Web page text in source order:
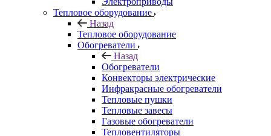
Тепловое оборудование
Назад
Тепловое оборудование
Обогреватели
Назад
Обогреватели
Конвекторы электрические
Инфракрасные обогреватели
Тепловые пушки
Тепловые завесы
Газовые обогреватели
Тепловентиляторы